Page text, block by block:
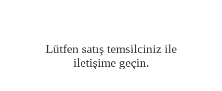
Lütfen satış temsilciniz ile
iletişime geçin.